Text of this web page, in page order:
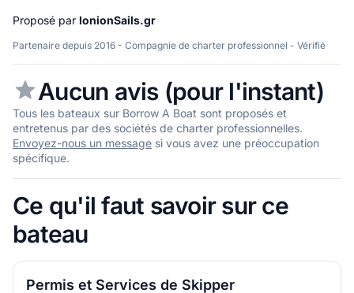
Proposé par IonionSails.gr
Partenaire depuis 2016 - Compagnie de charter professionnel - Vérifié
Aucun avis (pour l'instant)
Tous les bateaux sur Borrow A Boat sont proposés et
entretenus par des sociétés de charter professionnelles.
Envoyez-nous un message si vous avez une préoccupation
spécifique.
Ce qu'il faut savoir sur ce
bateau
Permis et Services de Skipper